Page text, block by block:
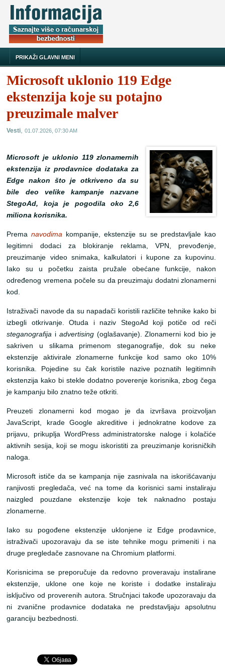
PRIKAŽI GLAVNI MENI
Microsoft uklonio 119 Edge
ekstenzija koje su potajno
preuzimale malver
Vesti,01.07.2026, 07:30 AM
Microsoft je uklonio 119 zlonamernih
ekstenzija iz prodavnice dodataka za
Edge nakon što je otkriveno da su
bile deo velike kampanje nazvane
StegoAd, koja je pogodila oko 2,6
miliona korisnika.
Premanavodima kompanije, ekstenzije su se predstavljale kao
legitimni dodaci za blokiranje reklama, VPN, prevođenje,
preuzimanje video snimaka, kalkulatori i kupone za kupovinu.
Iako su u početku zaista pružale obećane funkcije, nakon
određenog vremena počele su da preuzimaju dodatni zlonamerni
kod.
Istraživači navode da su napadači koristili različite tehnike kako bi
izbegli otkrivanje. Otuda i naziv StegoAd koji potiče od reči
steganografija i advertising(oglašavanje). Zlonamerni kod bio je
sakriven u slikama primenom steganografije, dok su neke
ekstenzije aktivirale zlonamerne funkcije kod samo oko 10%
korisnika. Pojedine su čak koristile nazive poznatih legitimnih
ekstenzija kako bi stekle dodatno poverenje korisnika, zbog čega
je kampanju bilo znatno teže otkriti.
Preuzeti zlonamerni kod mogao je da izvršava proizvoljan
JavaScript, krade Google akreditive i jednokratne kodove za
prijavu, prikuplja WordPress administratorske naloge i kolačiće
aktivnih sesija, koji se mogu iskoristiti za preuzimanje korisničkih
naloga.
Microsoft ističe da se kampanja nije zasnivala na iskorišćavanju
ranjivosti pregledača, već na tome da korisnici sami instaliraju
naizgled pouzdane ekstenzije koje tek naknadno postaju
zlonamerne.
Iako su pogođene ekstenzije uklonjene iz Edge prodavnice,
istraživači upozoravaju da se iste tehnike mogu primeniti i na
druge pregledače zasnovane na Chromium platformi.
Korisnicima se preporučuje da redovno proveravaju instalirane
ekstenzije, uklone one koje ne koriste i dodatke instaliraju
isključivo od proverenih autora. Stručnjaci takođe upozoravaju da
ni zvanične prodavnice dodataka ne predstavljaju apsolutnu
garanciju bezbednosti.